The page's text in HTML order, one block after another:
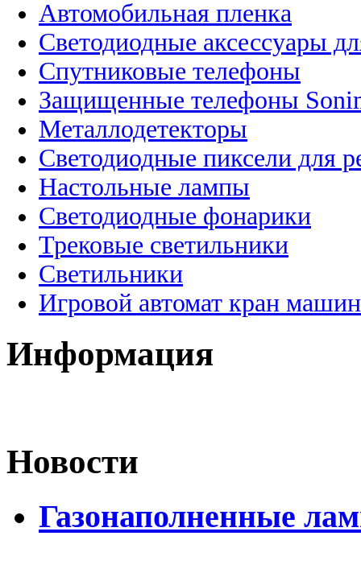
Автомобильная пленка
Светодиодные аксессуары
Спутниковые телефоны
Защищенные телефоны
Металлодетекторы
Светодиодные пиксели для
Настольные лампы
Светодиодные фонарики
Трековые светильники
Светильники
Игровой автомат кран
Информация
Новости
Газонаполненные